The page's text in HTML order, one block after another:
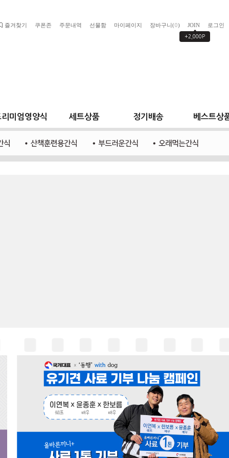
로그인
JOIN
+2,000P
장바구니(0)
마이페이지
선물함
주문내역
쿠폰존
즐겨찾기
미엄영양식 세트상품 정기배송 베스트상